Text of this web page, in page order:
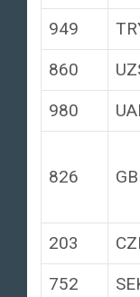
949
860
980
826
203
752